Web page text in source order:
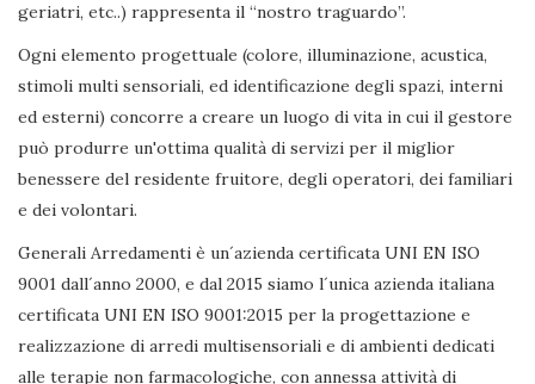
geriatri, etc..) rappresenta il “nostro traguardo”.
Ogni elemento progettuale (colore, illuminazione, acustica,
stimoli multi sensoriali, ed identificazione degli spazi, interni
ed esterni) concorre a creare un luogo di vita in cui il gestore
può produrre un'ottima qualità di servizi per il miglior
benessere del residente fruitore, degli operatori, dei familiari
e dei volontari.
Generali Arredamenti è un´azienda certificata UNI EN ISO
9001 dall´anno 2000, e dal 2015 siamo l´unica azienda italiana
certificata UNI EN ISO 9001:2015 per la progettazione e
realizzazione di arredi multisensoriali e di ambienti dedicati
alle terapie non farmacologiche, con annessa attività di